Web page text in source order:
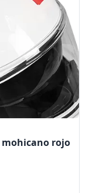
mohicano rojo